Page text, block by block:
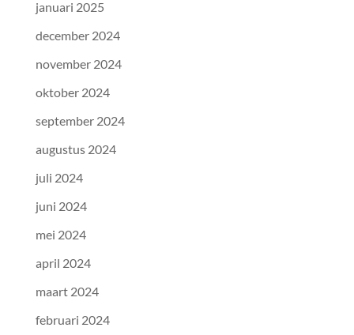
januari 2025
december 2024
november 2024
oktober 2024
september 2024
augustus 2024
juli 2024
juni 2024
mei 2024
april 2024
maart 2024
februari 2024